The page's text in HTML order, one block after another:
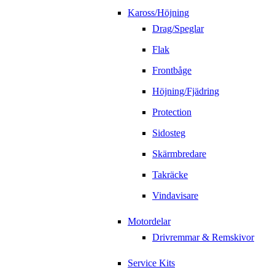
Kaross/Höjning
Drag/Speglar
Flak
Frontbåge
Höjning/Fjädring
Protection
Sidosteg
Skärmbredare
Takräcke
Vindavisare
Motordelar
Drivremmar & Remskivor
Service Kits